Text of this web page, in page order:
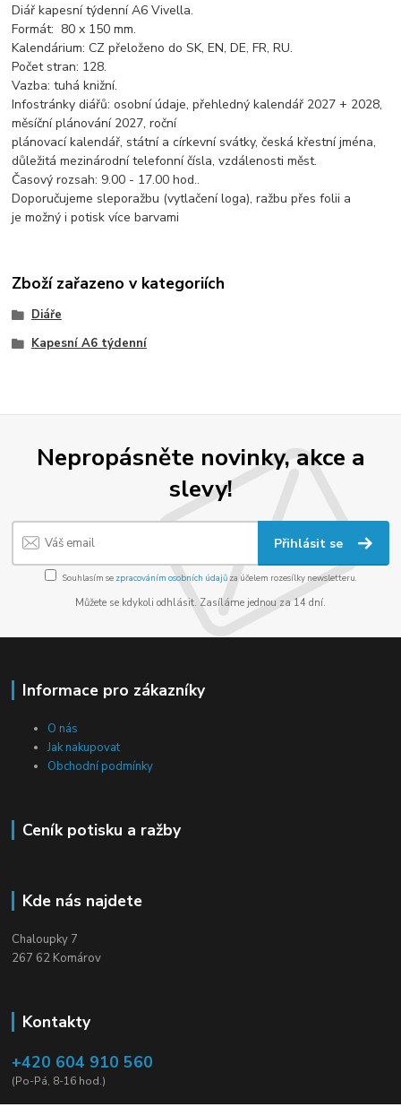
Diář kapesní týdenní A6 Vivella.
Formát: 80 x 150 mm.
Kalendárium: CZ přeloženo do SK, EN, DE, FR, RU.
Počet stran: 128.
Vazba: tuhá knižní.
Infostránky diářů: osobní údaje, přehledný kalendář 2027 + 2028,
měsíční plánování 2027, roční
plánovací kalendář, státní a církevní svátky, česká křestní jména,
důležitá mezinárodní telefonní čísla, vzdálenosti měst.
Časový rozsah: 9.00 - 17.00 hod..
Doporučujeme sleporažbu (vytlačení loga), ražbu přes folii a
je možný i potisk více barvami
Zboží zařazeno v kategoriích
Diáře
Kapesní A6 týdenní
Nepropásněte novinky, akce a
slevy!
Přihlásit se
Souhlasím se zpracováním osobních údajůza účelem rozesílky newsletteru.
Můžete se kdykoli odhlásit. Zasíláme jednou za 14 dní.
Informace pro zákazníky
O nás
Jak nakupovat
Obchodní podmínky
Ceník potisku a ražby
Kde nás najdete
Chaloupky 7
267 62 Komárov
Kontakty
+420 604 910 560
(Po-Pá, 8-16 hod.)